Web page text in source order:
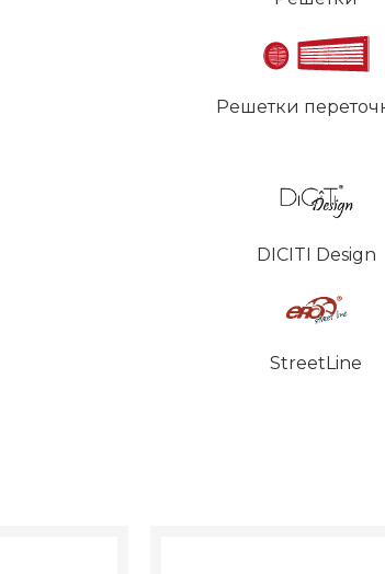
Решетки
DICITI Design
StreetLine